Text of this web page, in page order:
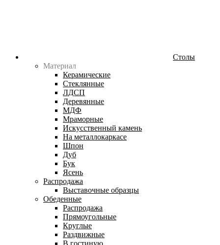
Столы
Материал
Керамические
Стеклянные
ЛДСП
Деревянные
МДФ
Мраморные
Искусственный камень
На металлокаркасе
Шпон
Дуб
Бук
Ясень
Распродажа
Выставочные образцы
Обеденные
Распродажа
Прямоугольные
Круглые
Раздвижные